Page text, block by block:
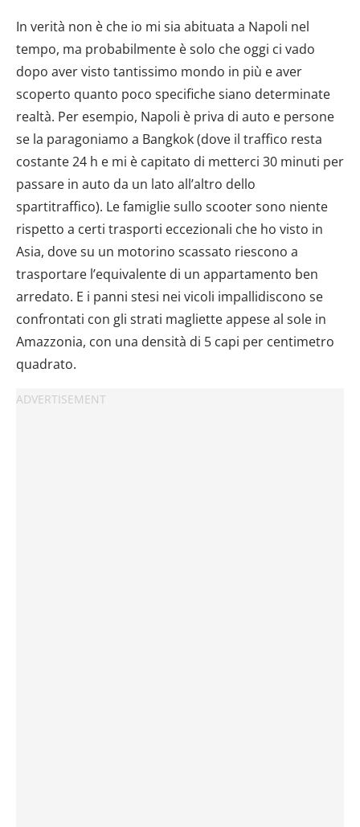
In verità non è che io mi sia abituata a Napoli nel
tempo, ma probabilmente è solo che oggi ci vado
dopo aver visto tantissimo mondo in più e aver
scoperto quanto poco specifiche siano determinate
realtà. Per esempio, Napoli è priva di auto e persone
se la paragoniamo a Bangkok (dove il traffico resta
costante 24 h e mi è capitato di metterci 30 minuti per
passare in auto da un lato all’altro dello
spartitraffico). Le famiglie sullo scooter sono niente
rispetto a certi trasporti eccezionali che ho visto in
Asia, dove su un motorino scassato riescono a
trasportare l’equivalente di un appartamento ben
arredato. E i panni stesi nei vicoli impallidiscono se
confrontati con gli strati magliette appese al sole in
Amazzonia, con una densità di 5 capi per centimetro
quadrato.